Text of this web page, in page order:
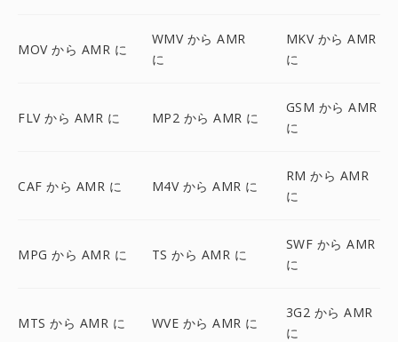
MOV から AMR に
WMV から AMR
に
MKV から AMR
に
FLV から AMR に MP2 から AMR に
GSM から AMR
に
CAF から AMR に M4V から AMR に
RM から AMR
に
MPG から AMR に TS から AMR に
SWF から AMR
に
MTS から AMR に WVE から AMR に
3G2 から AMR
に